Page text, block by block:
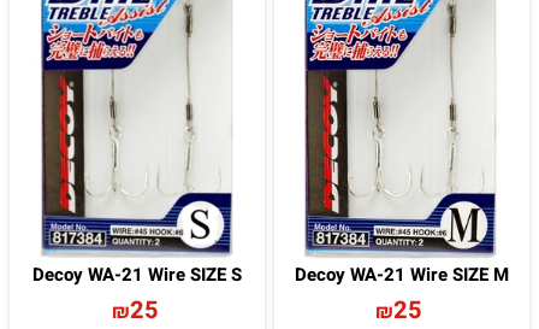
Decoy WA-21 Wire SIZE M
₪25
Decoy WA-21 Wire SIZE S
₪25